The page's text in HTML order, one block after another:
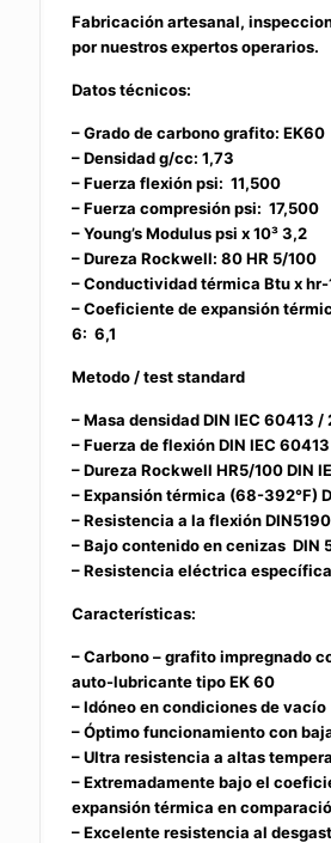
Fabricación artesanal,
por nuestros expertos operarios.
Datos técnicos:
– Grado de carbono grafito: EK60
– Densidad g/cc: 1,73
– Fuerza flexión psi: 11,500
– Fuerza compresión psi: 17,500
– Young’s Modulus psi x 10³ 3,2
– Dureza Rockwell: 80 HR 5/100
– Conductividad térmica Btu x hr-
– Coeficiente de expansión
6: 6,1
Metodo / test standard
– Masa densidad DIN IEC 60413 /
– Fuerza de flexión DIN IEC
– Dureza Rockwell HR5/100 DIN
– Expansión térmica (68-392°F)
– Resistencia a la flexión
– Bajo contenido en cenizas DIN
– Resistencia eléctrica específica
Características:
– Carbono – grafito impregnado
auto-lubricante tipo EK 60
– Idóneo en condiciones de vacío
– Óptimo funcionamiento con
– Ultra resistencia a altas
– Extremadamente bajo el
expansión térmica en
– Excelente resistencia al